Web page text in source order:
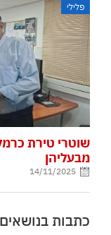
פלילי
שוטרי טירת
מבעליהן
14/11/2025
כתבות